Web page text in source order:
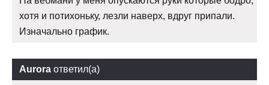
хотя и потихоньку, лезли наверх, вдруг припали.
Изначально график.
Aurora ответил(а)